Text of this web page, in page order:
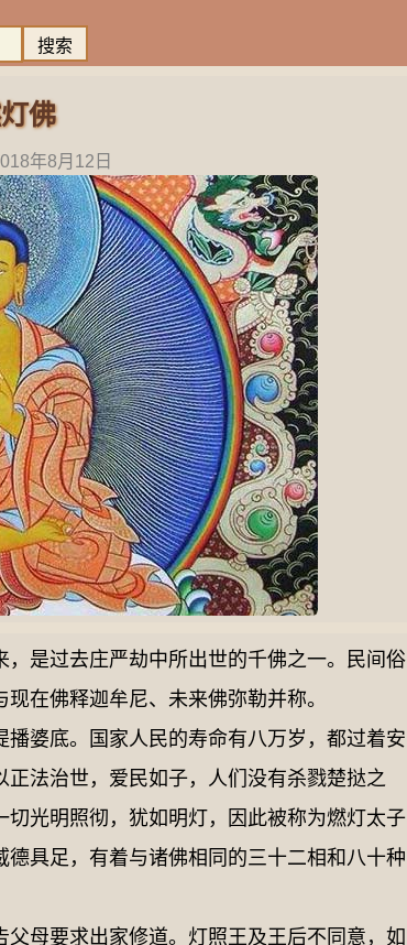
佛
年8月12日
是过去庄严劫中所出世的千佛之一。民间俗
在佛释迦牟尼、未来佛弥勒并称。
婆底。国家人民的寿命有八万岁，都过着安
法治世，爱民如子，人们没有杀戮楚挞之
光明照彻，犹如明灯，因此被称为燃灯太子
德具足，有着与诸佛相同的三十二相和八十种
母要求出家修道。灯照王及王后不同意，如